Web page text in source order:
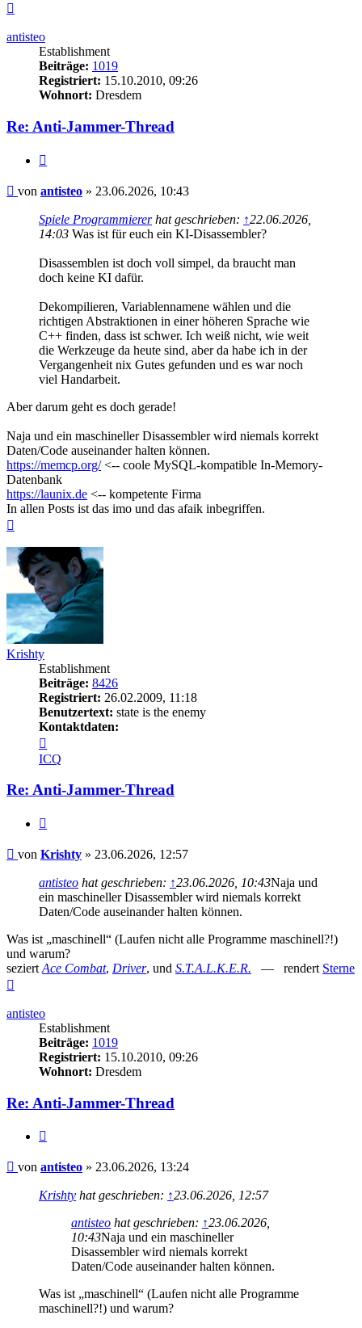
antisteo
Establishment
Beiträge: 1019
Registriert: 15.10.2010, 09:26
Wohnort: Dresdem
Re: Anti-Jammer-Thread
Beitrag
von antisteo » 23.06.2026, 10:43
Spiele Programmiererhat geschrieben: ↑22.06.2026,
14:03 Was ist für euch ein KI-Disassembler?
Disassemblen ist doch voll simpel, da braucht man
doch keine KI dafür.
Dekompilieren, Variablennamene wählen und die
richtigen Abstraktionen in einer höheren Sprache wie
C++ finden, dass ist schwer. Ich weiß nicht, wie weit
die Werkzeuge da heute sind, aber da habe ich in der
Vergangenheit nix Gutes gefunden und es war noch
viel Handarbeit.
Aber darum geht es doch gerade!
Naja und ein maschineller Disassembler wird niemals korrekt
Daten/Code auseinander halten können.
https://memcp.org/<-- coole MySQL-kompatible In-Memory-
Datenbank
https://launix.de <-- kompetente Firma
In allen Posts ist das imo und das afaik inbegriffen.
Krishty
Establishment
Beiträge: 8426
Registriert: 26.02.2009, 11:18
Benutzertext: state is the enemy
Kontaktdaten:
von
Krishty
ICQ
Re: Anti-Jammer-Thread
Beitrag
von Krishty » 23.06.2026, 12:57
antisteo hat geschrieben: ↑23.06.2026, 10:43Naja und
ein maschineller Disassembler wird niemals korrekt
Daten/Code auseinander halten können.
Was ist „maschinell“ (Laufen nicht alle Programme maschinell?!)
und warum?
seziert Ace Combat, Driver, und S.T.A.L.K.E.R. — rendert Sterne
antisteo
Establishment
Beiträge: 1019
Registriert: 15.10.2010, 09:26
Wohnort: Dresdem
Re: Anti-Jammer-Thread
Beitrag
von antisteo » 23.06.2026, 13:24
Krishty hat geschrieben: ↑23.06.2026, 12:57
antisteo hat geschrieben: ↑23.06.2026,
10:43Naja und ein maschineller
Disassembler wird niemals korrekt
Daten/Code auseinander halten können.
Was ist „maschinell“ (Laufen nicht alle Programme
maschinell?!) und warum?